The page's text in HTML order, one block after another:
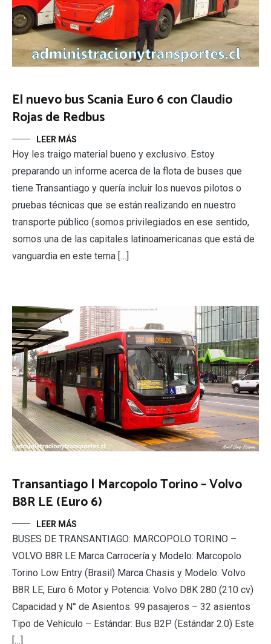
El nuevo bus Scania Euro 6 con Claudio
Rojas de Redbus
LEER MÁS
Hoy les traigo material bueno y exclusivo. Estoy
preparando un informe acerca de la flota de buses que
tiene Transantiago y quería incluir los nuevos pilotos o
pruebas técnicas que se están realizando en nuestro
transporte público (somos privilegiados en ese sentido,
somos una de las capitales latinoamericanas que está de
vanguardia en este tema […]
Transantiago | Marcopolo Torino – Volvo
B8R LE (Euro 6)
LEER MÁS
BUSES DE TRANSANTIAGO: MARCOPOLO TORINO –
VOLVO B8R LE Marca Carrocería y Modelo: Marcopolo
Torino Low Entry (Brasil) Marca Chasis y Modelo: Volvo
B8R LE, Euro 6 Motor y Potencia: Volvo D8K 280 (210 cv)
Capacidad y N° de Asientos: 99 pasajeros – 32 asientos
Tipo de Vehículo – Estándar: Bus B2P (Estándar 2.0) Este
[…]